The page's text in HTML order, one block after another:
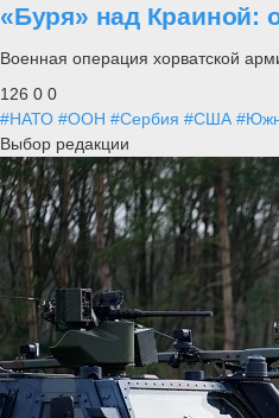
«Буря» над Краиной:
Военная операция хорватской
126 0 0
#НАТО #ООН #Сербия #США
Выбор редакции